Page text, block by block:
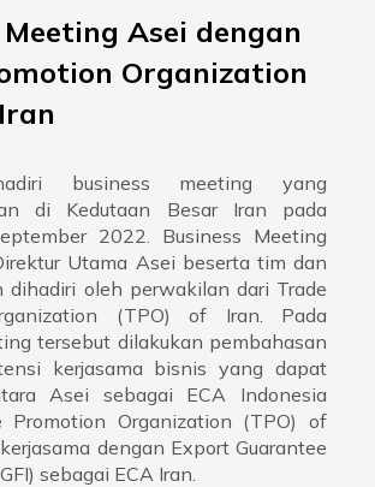
Asei dengan
Organization
business meeting yang
di Kedutaan Besar Iran pada
2022. Business Meeting
Utama Asei beserta tim dan
dihadiri oleh perwakilan dari Trade
(TPO) of Iran. Pada
tersebut dilakukan pembahasan
kerjasama bisnis yang dapat
Asei sebagai ECA Indonesia
Promotion Organization (TPO) of
dengan Export Guarantee
sebagai ECA Iran.